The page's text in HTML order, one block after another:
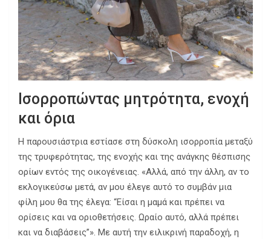
Ισορροπώντας μητρότητα, ενοχή
και όρια
Η παρουσιάστρια εστίασε στη δύσκολη ισορροπία μεταξύ
της τρυφερότητας, της ενοχής και της ανάγκης θέσπισης
ορίων εντός της οικογένειας. «Αλλά, από την άλλη, αν το
εκλογικεύσω μετά, αν μου έλεγε αυτό το συμβάν μια
φίλη μου θα της έλεγα: “Είσαι η μαμά και πρέπει να
ορίσεις και να οριοθετήσεις. Ωραίο αυτό, αλλά πρέπει
και να διαβάσεις”». Με αυτή την ειλικρινή παραδοχή, η